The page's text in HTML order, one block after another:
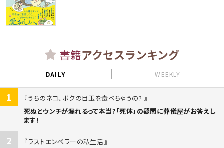
書籍アクセスランキング
DAILY WEEKLY
1
うちのネコ、ボクの目玉を食べちゃうの?
死ぬとウンチが漏れるって本当?「死体」の疑問に葬儀屋がお答えし
ます!
2
ラストエンペラーの私生活